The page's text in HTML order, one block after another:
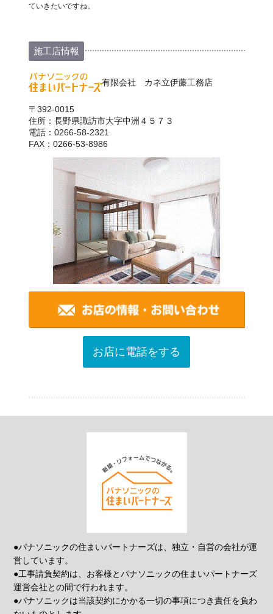
ていきたいですね。
施工店情報
有限会社 カネ立伊藤工務店
〒392-0015
住所：長野県諏訪市大字中洲４５７３
電話：0266-58-2321
FAX：0266-53-8986
お店に電話をする
●パナソニックの住まいパートナーズは、独立・自営の会社が運
営しています。
●工事請負契約は、お客様とパナソニックの住まいパートナーズ
運営会社との間で行われます。
●パナソニックは当該契約にかかる一切の事項につき責任を負わ